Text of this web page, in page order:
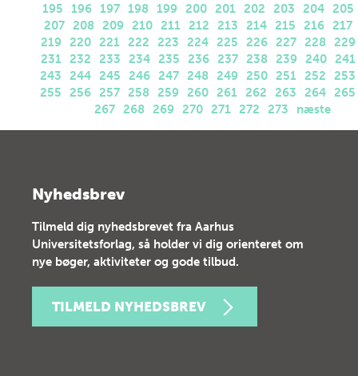
195
196 197 198 199 200 201 202 203 204 205
207 208 209 210 211 212 213 214 215 216 217
219 220 221 222 223 224 225 226 227 228 229
231 232 233 234 235 236 237 238 239 240 241
243
244 245 246 247 248 249 250 251 252
253
255
256 257 258 259 260 261 262 263 264 265
267 268 269 270 271 272 273 næste
Nyhedsbrev
Tilmeld dig nyhedsbrevet fra Aarhus
Universitetsforlag, så holder vi dig orienteret om
nye bøger, aktiviteter og gode tilbud.
TILMELD NYHEDSBREV